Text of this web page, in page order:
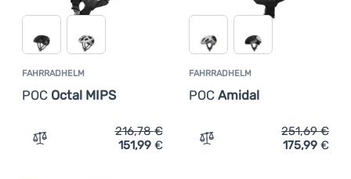
FAHRRADHELM
POC Octal MIPS
Zum Vergleich 'Fahrradhelm POC Octal MIPS' hinzufügen
216,78€
151,99 €
FAHRRADHELM
POC Amidal
Zum Vergleich
251,69€
175,99 €